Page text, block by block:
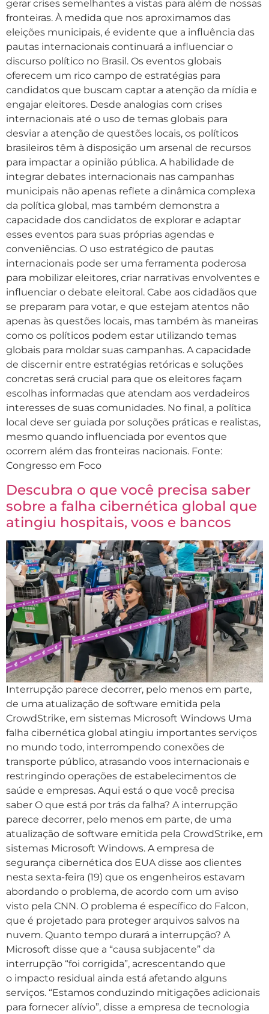
gerar crises semelhantes a vistas para além de nossas
fronteiras. À medida que nos aproximamos das
eleições municipais, é evidente que a influência das
pautas internacionais continuará a influenciar o
discurso político no Brasil. Os eventos globais
oferecem um rico campo de estratégias para
candidatos que buscam captar a atenção da mídia e
engajar eleitores. Desde analogias com crises
internacionais até o uso de temas globais para
desviar a atenção de questões locais, os políticos
brasileiros têm à disposição um arsenal de recursos
para impactar a opinião pública. A habilidade de
integrar debates internacionais nas campanhas
municipais não apenas reflete a dinâmica complexa
da política global, mas também demonstra a
capacidade dos candidatos de explorar e adaptar
esses eventos para suas próprias agendas e
conveniências. O uso estratégico de pautas
internacionais pode ser uma ferramenta poderosa
para mobilizar eleitores, criar narrativas envolventes e
influenciar o debate eleitoral. Cabe aos cidadãos que
se preparam para votar, e que estejam atentos não
apenas às questões locais, mas também às maneiras
como os políticos podem estar utilizando temas
globais para moldar suas campanhas. A capacidade
de discernir entre estratégias retóricas e soluções
concretas será crucial para que os eleitores façam
escolhas informadas que atendam aos verdadeiros
interesses de suas comunidades. No final, a política
local deve ser guiada por soluções práticas e realistas,
mesmo quando influenciada por eventos que
ocorrem além das fronteiras nacionais. Fonte:
Congresso em Foco
Descubra o que você precisa saber
sobre a falha cibernética global que
atingiu hospitais, voos e bancos
Interrupção parece decorrer, pelo menos em parte,
de uma atualização de software emitida pela
CrowdStrike, em sistemas Microsoft Windows Uma
falha cibernética global atingiu importantes serviços
no mundo todo, interrompendo conexões de
transporte público, atrasando voos internacionais e
restringindo operações de estabelecimentos de
saúde e empresas. Aqui está o que você precisa
saber O que está por trás da falha? A interrupção
parece decorrer, pelo menos em parte, de uma
atualização de software emitida pela CrowdStrike, em
sistemas Microsoft Windows. A empresa de
segurança cibernética dos EUA disse aos clientes
nesta sexta-feira (19) que os engenheiros estavam
abordando o problema, de acordo com um aviso
visto pela CNN. O problema é específico do Falcon,
que é projetado para proteger arquivos salvos na
nuvem. Quanto tempo durará a interrupção? A
Microsoft disse que a “causa subjacente” da
interrupção “foi corrigida”, acrescentando que
o impacto residual ainda está afetando alguns
serviços. “Estamos conduzindo mitigações adicionais
para fornecer alívio”, disse a empresa de tecnologia